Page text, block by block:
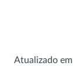
Atualizado em